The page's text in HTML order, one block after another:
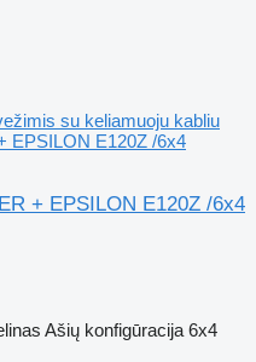
su keliamuoju kabliu
EPSILON E120Z /6x4
+ EPSILON E120Z /6x4
Ašių konfigūracija 6x4